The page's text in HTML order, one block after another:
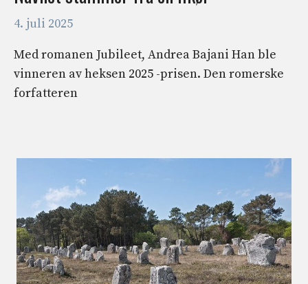
4. juli 2025
Med romanen Jubileet, Andrea Bajani Han ble
vinneren av heksen 2025 -prisen. Den romerske
forfatteren